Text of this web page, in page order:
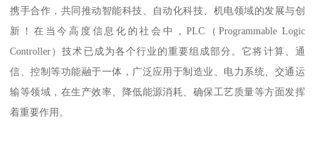
携手合作，共同推动智能科技、自动化科技、机电领域的发展与创
新！在当今高度信息化的社会中，PLC（Programmable Logic
Controller）技术已成为各个行业的重要组成部分。它将计算、通
信、控制等功能融于一体，广泛应用于制造业、电力系统、交通运
输等领域，在生产效率、降低能源消耗、确保工艺质量等方面发挥
着重要作用。